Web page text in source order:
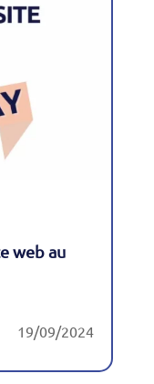
web au
19/09/2024